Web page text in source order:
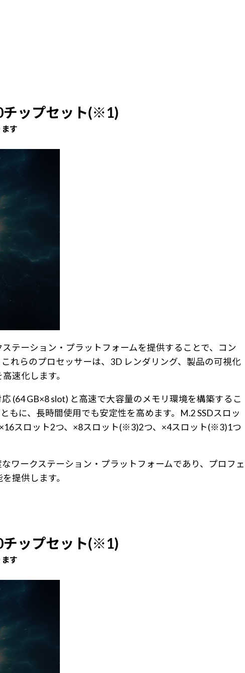
ップセット(※1)
す
テーション・プラットフォームを提供することで、コン
れらのプロセッサーは、3D レンダリング、製品の可視化
速化します。
(64 GB×8 slot) と高速で大容量のメモリ環境を構築するこ
もに、長時間使用でも安定性を高めます。M.2 SSDスロッ
スロット2つ、×8スロット(※3)2つ、×4スロット(※3)1つ
ワークステーション・プラットフォームであり、プロフェ
提供します。
ップセット(※1)
す